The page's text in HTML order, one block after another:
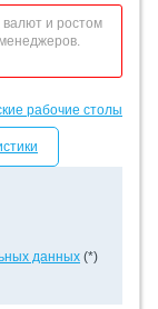
данных (*)
и ростом
рабочие столы